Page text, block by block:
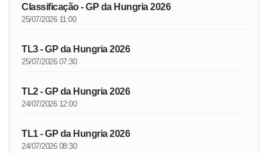
Classificação - GP da Hungria 2026
25/07/2026 11:00
TL3 - GP da Hungria 2026
25/07/2026 07:30
TL2 - GP da Hungria 2026
24/07/2026 12:00
TL1 - GP da Hungria 2026
24/07/2026 08:30